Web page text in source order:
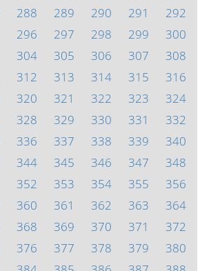
288 289 290 291
292
296 297 298 299
300
304 305 306 307
308
312 313 314 315
316
320 321 322 323
324
328 329 330 331
332
336 337 338 339
340
344 345 346 347
348
352 353 354 355
356
360 361 362 363
364
368 369 370 371
372
376 377 378 379
380